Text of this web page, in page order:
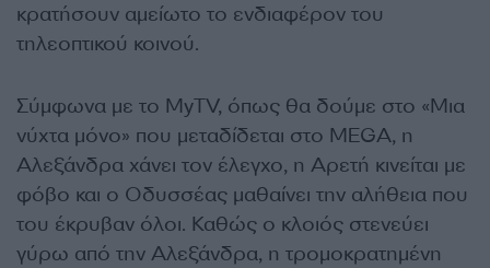
κρατήσουν αμείωτο το ενδιαφέρον του
τηλεοπτικού κοινού.
Σύμφωνα με το MyTV, όπως θα δούμε στο «Μια
νύχτα μόνο» που μεταδίδεται στο MEGA, η
Αλεξάνδρα χάνει τον έλεγχο, η Αρετή κινείται με
φόβο και ο Οδυσσέας μαθαίνει την αλήθεια που
του έκρυβαν όλοι. Καθώς ο κλοιός στενεύει
γύρω από την Αλεξάνδρα, η τρομοκρατημένη